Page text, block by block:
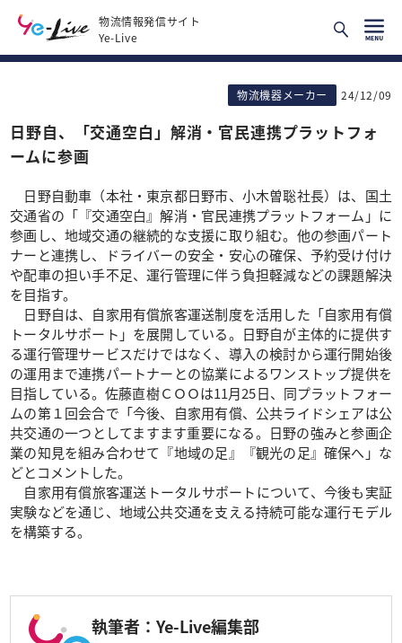
物流情報発信サイト
Ye-Live
物流機器メーカー 24/12/09
日野自、「交通空白」解消・官民連携プラットフォ
ームに参画
日野自動車（本社・東京都日野市、小木曽聡社長）は、国土
交通省の「『交通空白』解消・官民連携プラットフォーム」に
参画し、地域交通の継続的な支援に取り組む。他の参画パート
ナーと連携し、ドライバーの安全・安心の確保、予約受け付け
や配車の担い手不足、運行管理に伴う負担軽減などの課題解決
を目指す。
日野自は、自家用有償旅客運送制度を活用した「自家用有償
トータルサポート」を展開している。日野自が主体的に提供す
る運行管理サービスだけではなく、導入の検討から運行開始後
の運用まで連携パートナーとの協業によるワンストップ提供を
目指している。佐藤直樹ＣＯＯは11月25日、同プラットフォー
ムの第１回会合で「今後、自家用有償、公共ライドシェアは公
共交通の一つとしてますます重要になる。日野の強みと参画企
業の知見を組み合わせて『地域の足』『観光の足』確保へ」な
どとコメントした。
自家用有償旅客運送トータルサポートについて、今後も実証
実験などを通じ、地域公共交通を支える持続可能な運行モデル
を構築する。
執筆者：Ye-Live編集部